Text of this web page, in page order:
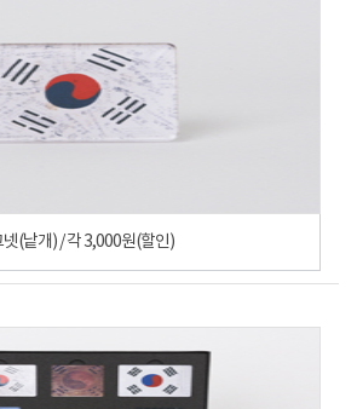
넷(낱개) / 각 3,000원(할인)